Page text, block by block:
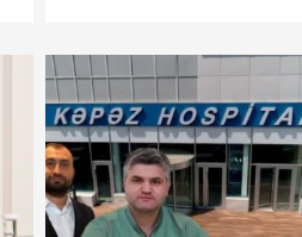
dayanır?